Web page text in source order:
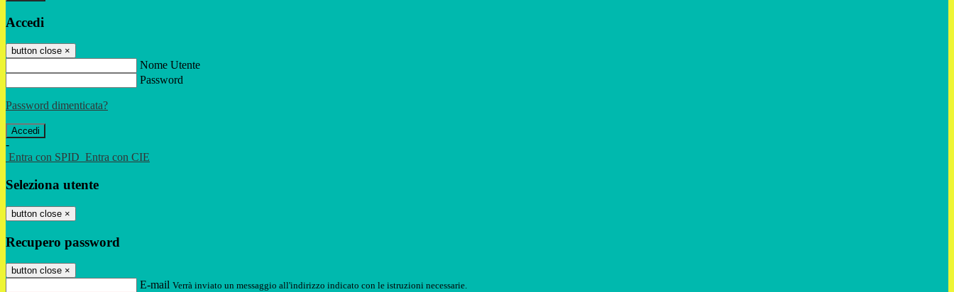
Accedi
button close ×
Nome Utente
Password
Password dimenticata?
-
Entra con SPID Entra con CIE
Seleziona utente
button close ×
Recupero password
button close ×
E-mail Verrà inviato un messaggio all'indirizzo indicato con le istruzioni necessarie.